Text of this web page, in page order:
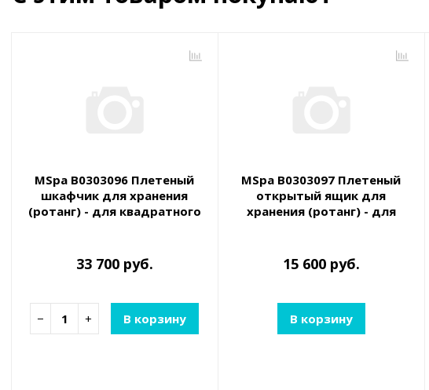
MSpa B0303096 Плетеный
шкафчик для хранения
(ротанг) - для квадратного
33 700 руб.
− + В корзину
MSpa B0303097 Плетеный
открытый ящик для
хранения (ротанг) - для
15 600 руб.
В корзину